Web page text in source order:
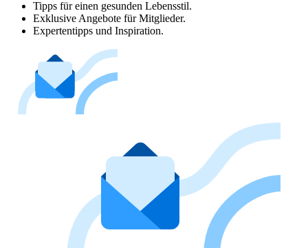
Tipps für einen gesunden Lebensstil.
Exklusive Angebote für Mitglieder.
Expertentipps und Inspiration.